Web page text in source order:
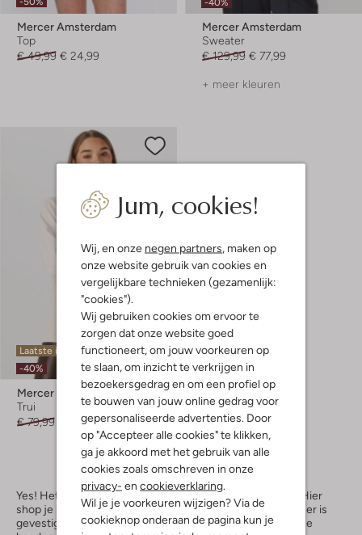
Jum, cookies!
Wij, en onze negen partners, maken op
onze website gebruik van cookies en
vergelijkbare technieken (gezamenlijk:
"cookies").
Wij gebruiken cookies om ervoor te
zorgen dat onze website goed
functioneert, om jouw voorkeuren op
te slaan, om inzicht te verkrijgen in
bezoekersgedrag en om een profiel op
te bouwen van jouw online gedrag voor
gepersonaliseerde advertenties. Door
op "Accepteer alle cookies" te klikken,
ga je akkoord met het gebruik van alle
cookies zoals omschreven in onze
privacy- en cookieverklaring.
Wil je je voorkeuren wijzigen? Via de
cookieknop onderaan de pagina kun je
Mercer Amsterdam
Top
€ 49,99 € 24,99
Mercer Amsterdam
Sweater
€ 129,99 € 77,99
+ meer kleuren
Laatste item
-40%
Mercer Amsterdam
Trui
€ 79,99
€ 47,99
Yes! Het te gekke merk Mercer Amsterdam is in de Sale. Hier
shop je nu de leukste Mercer-sneakers met korting. Mercer is
gevestigd in Amsterdam en richt zich onder andere op luxe